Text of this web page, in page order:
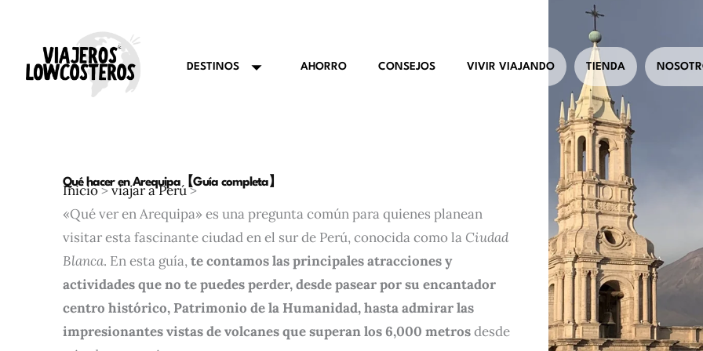
contenido
DESTINOS AHORRO CONSEJOS VIVIR VIAJANDO TIENDA
Qué hacer en Arequipa【Guía completa】
Inicio>viajar a Perú>
«Qué ver en Arequipa» es una pregunta común para quienes planean
visitar esta fascinante ciudad en el sur de Perú, conocida como la Ciudad
Blanca. En esta guía,te contamos las principales atracciones y
actividades que no te puedes perder, desde pasear por su encantador
centro histórico, Patrimonio de la Humanidad, hasta admirar las
impresionantes vistas de volcanes que superan los 6,000 metrosdesde